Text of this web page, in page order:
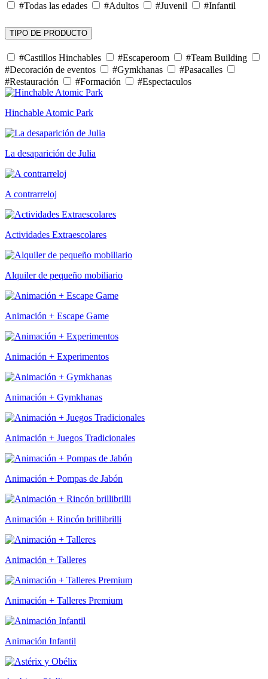
#Todas las edades #Adultos #Juvenil #Infantil
TIPO DE PRODUCTO
#Castillos Hinchables #Escaperoom
#Team Building
#Decoración de eventos
#Gymkhanas
#Pasacalles
#Restauración
#Formación #Espectaculos
Hinchable Atomic Park
La desaparición de Julia
A contrarreloj
Actividades Extraescolares
Alquiler de pequeño mobiliario
Animación + Escape Game
Animación + Experimentos
Animación + Gymkhanas
Animación + Juegos Tradicionales
Animación + Pompas de Jabón
Animación + Rincón brillibrilli
Animación + Talleres
Animación + Talleres Premium
Animación Infantil